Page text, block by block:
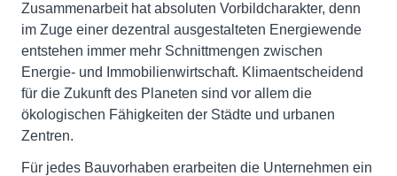
Zusammenarbeit hat absoluten Vorbildcharakter, denn
im Zuge einer dezentral ausgestalteten Energiewende
entstehen immer mehr Schnittmengen zwischen
Energie- und Immobilienwirtschaft. Klimaentscheidend
für die Zukunft des Planeten sind vor allem die
ökologischen Fähigkeiten der Städte und urbanen
Zentren.
Für jedes Bauvorhaben erarbeiten die Unternehmen ein